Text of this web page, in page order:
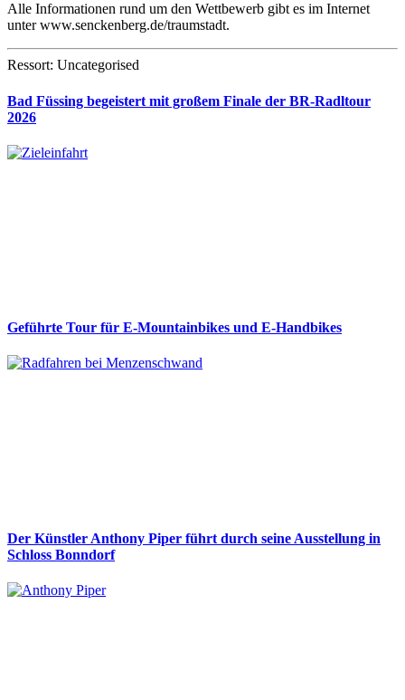
Alle Informationen rund um den Wettbewerb gibt es im Internet
unter www.senckenberg.de/traumstadt.
Ressort: Uncategorised
Bad Füssing begeistert mit großem Finale der BR-Radltour
2026
Geführte Tour für E-Mountainbikes und E-Handbikes
Der Künstler Anthony Piper führt durch seine Ausstellung in
Schloss Bonndorf